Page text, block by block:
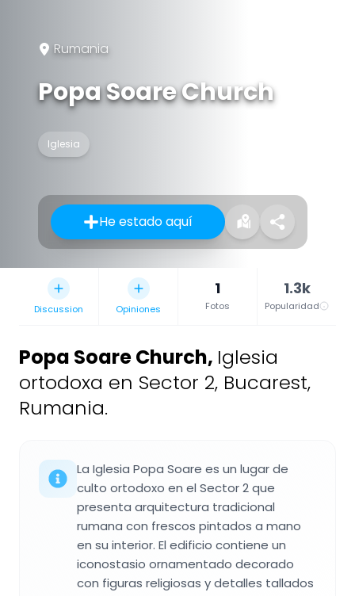
Rumania
Popa Soare Church
Iglesia
He estado aquí
Discussion Opiniones
1
Fotos
1.3k
Popularidad
Popa Soare Church, Iglesia
ortodoxa en Sector 2, Bucarest,
Rumania.
La Iglesia Popa Soare es un lugar de
culto ortodoxo en el Sector 2 que
presenta arquitectura tradicional
rumana con frescos pintados a mano
en su interior. El edificio contiene un
iconostasio ornamentado decorado
con figuras religiosas y detalles tallados